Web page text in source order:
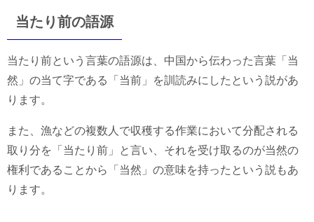
当たり前の語源
当たり前という言葉の語源は、中国から伝わった言葉「当
然」の当て字である「当前」を訓読みにしたという説があ
ります。
また、漁などの複数人で収穫する作業において分配される
取り分を「当たり前」と言い、それを受け取るのが当然の
権利であることから「当然」の意味を持ったという説もあ
ります。